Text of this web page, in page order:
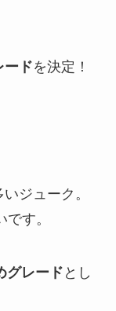
ードを決定！
ジューク。
す。
グレードとし